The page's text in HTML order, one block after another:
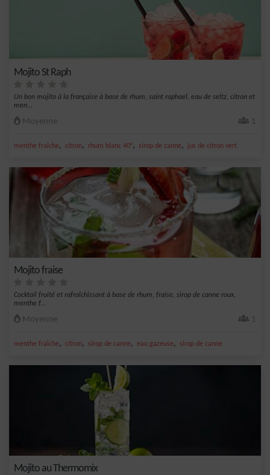
Mojito St Raph
Un bon mojito à la française à base de rhum, saint raphael, eau de seltz, citron et
men...
Moyenne 1
menthe fraîche, citron, rhum blanc 40°, sirop de canne, jus de citron vert
Mojito fraise
Cocktail fruité et rafraîchissant à base de rhum, fraise, sirop de canne roux,
menthe f...
Moyenne 1
menthe fraîche, citron, sirop de canne, eau gazeuse, sirop de canne
Mojito au Thermomix